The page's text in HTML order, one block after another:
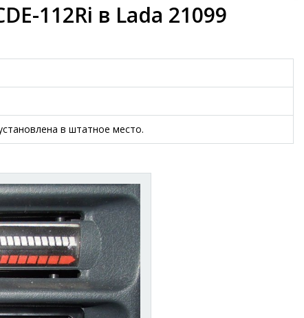
112Ri в Lada 21099
в штатное место.